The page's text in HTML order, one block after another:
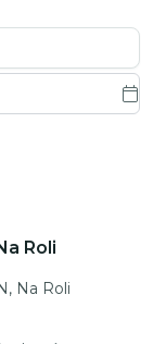
Roli
Na Roli